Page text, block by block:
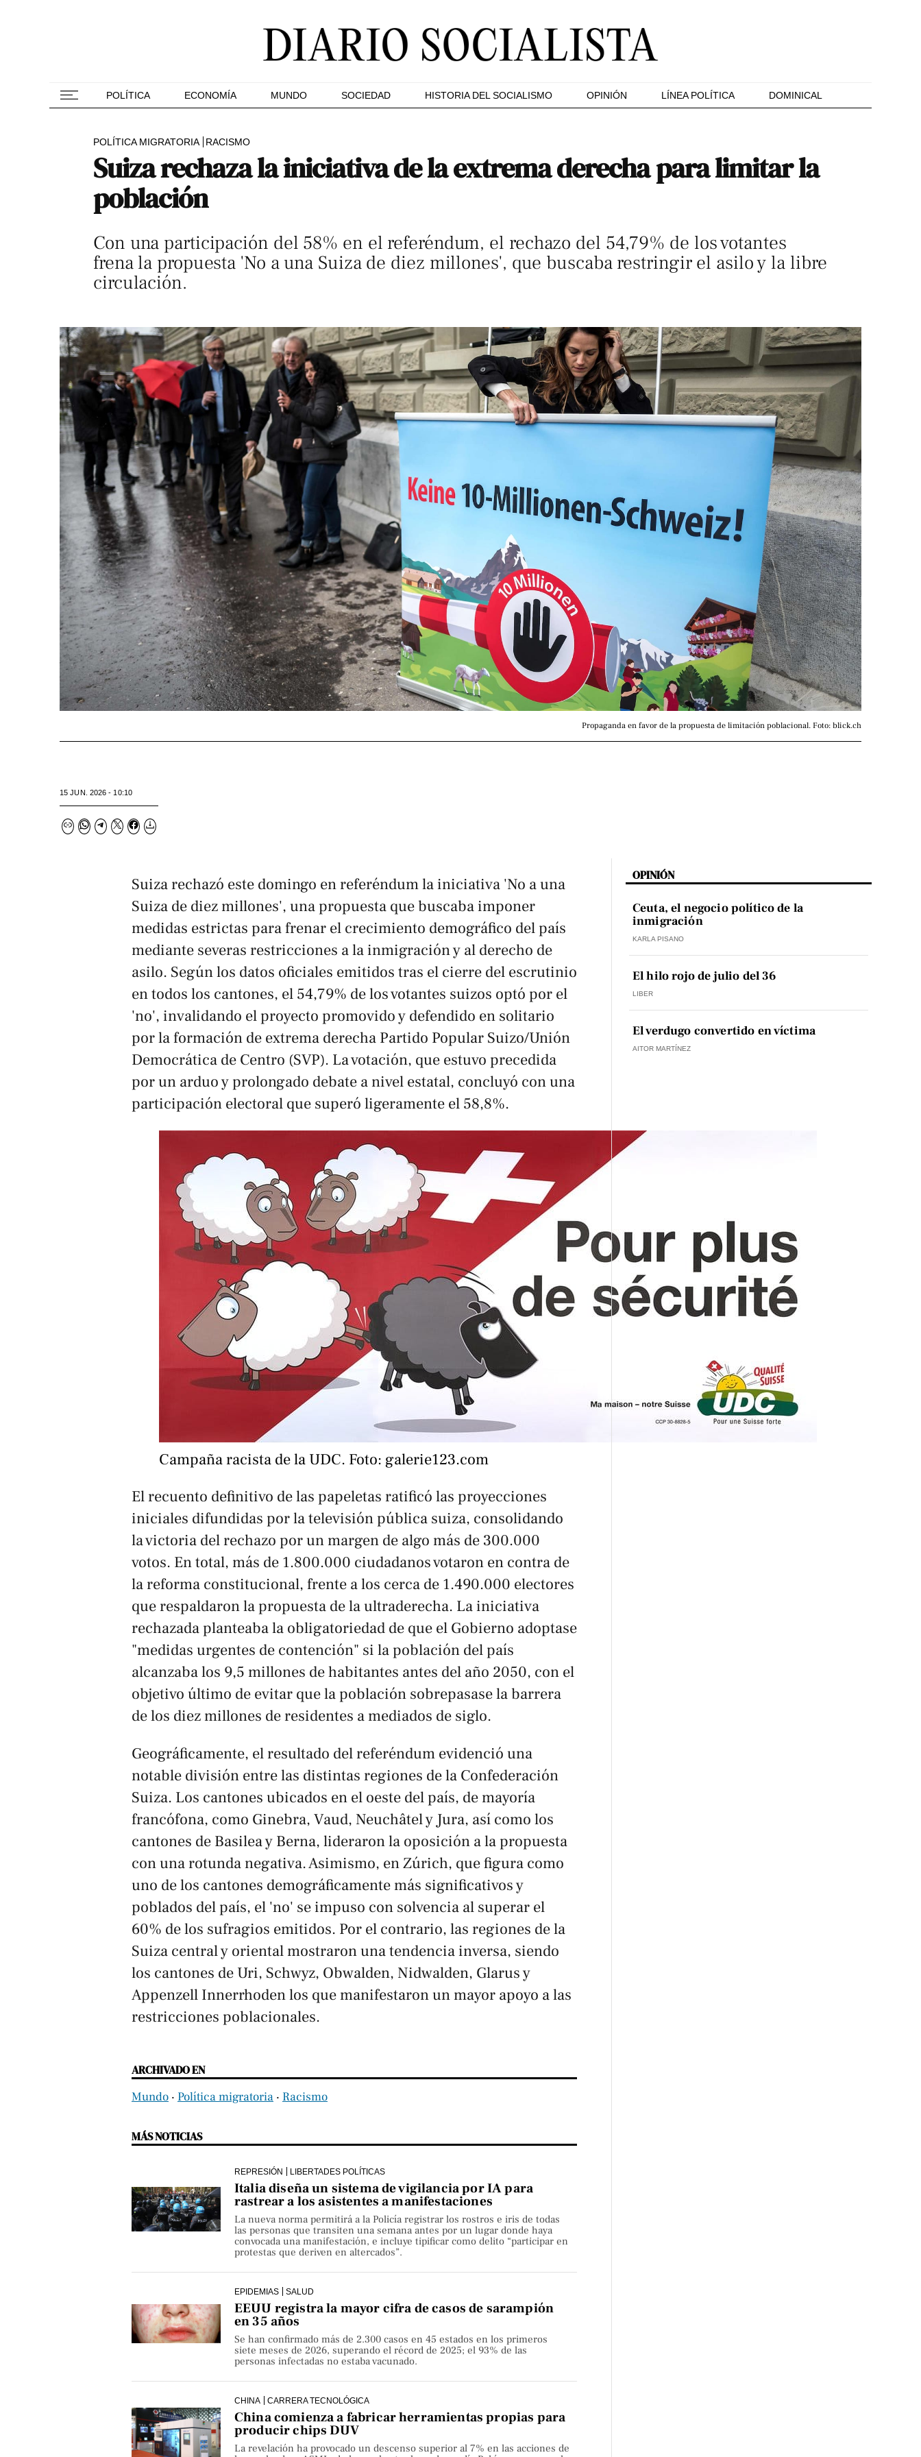
POLÍTICA ECONOMÍA MUNDO SOCIEDAD HISTORIA DEL SOCIALISMO OPINIÓN LÍNEA POLÍTICA DOMINICAL
POLÍTICA MIGRATORIA RACISMO
Suiza rechaza la iniciativa de la extrema derecha para limitar la
población
Con una participación del 58% en el referéndum, el rechazo del 54,79% de los votantes
frena la propuesta 'No a una Suiza de diez millones', que buscaba restringir el asilo y la libre
circulación.
Propaganda en favor de la propuesta de limitación poblacional. Foto: blick.ch
15 JUN. 2026 - 10:10
Suiza rechazó este domingo en referéndum la iniciativa 'No a una
Suiza de diez millones', una propuesta que buscaba imponer
medidas estrictas para frenar el crecimiento demográfico del país
mediante severas restricciones a la inmigración y al derecho de
asilo. Según los datos oficiales emitidos tras el cierre del escrutinio
en todos los cantones, el 54,79% de los votantes suizos optó por el
'no', invalidando el proyecto promovido y defendido en solitario
por la formación de extrema derecha Partido Popular Suizo/Unión
Democrática de Centro (SVP). La votación, que estuvo precedida
por un arduo y prolongado debate a nivel estatal, concluyó con una
participación electoral que superó ligeramente el 58,8%.
Campaña racista de la UDC. Foto: galerie123.com
El recuento definitivo de las papeletas ratificó las proyecciones
iniciales difundidas por la televisión pública suiza, consolidando
la victoria del rechazo por un margen de algo más de 300.000
votos. En total, más de 1.800.000 ciudadanos votaron en contra de
la reforma constitucional, frente a los cerca de 1.490.000 electores
que respaldaron la propuesta de la ultraderecha. La iniciativa
rechazada planteaba la obligatoriedad de que el Gobierno adoptase
"medidas urgentes de contención" si la población del país
alcanzaba los 9,5 millones de habitantes antes del año 2050, con el
objetivo último de evitar que la población sobrepasase la barrera
de los diez millones de residentes a mediados de siglo.
Geográficamente, el resultado del referéndum evidenció una
notable división entre las distintas regiones de la Confederación
Suiza. Los cantones ubicados en el oeste del país, de mayoría
francófona, como Ginebra, Vaud, Neuchâtel y Jura, así como los
cantones de Basilea y Berna, lideraron la oposición a la propuesta
con una rotunda negativa. Asimismo, en Zúrich, que figura como
uno de los cantones demográficamente más significativos y
poblados del país, el 'no' se impuso con solvencia al superar el
60% de los sufragios emitidos. Por el contrario, las regiones de la
Suiza central y oriental mostraron una tendencia inversa, siendo
los cantones de Uri, Schwyz, Obwalden, Nidwalden, Glarus y
Appenzell Innerrhoden los que manifestaron un mayor apoyo a las
restricciones poblacionales.
ARCHIVADO EN
Mundo ‧ Política migratoria ‧ Racismo
MÁS NOTICIAS
REPRESIÓN LIBERTADES POLÍTICAS
Italia diseña un sistema de vigilancia por IA para
rastrear a los asistentes a manifestaciones
La nueva norma permitirá a la Policía registrar los rostros e iris de todas
las personas que transiten una semana antes por un lugar donde haya
convocada una manifestación, e incluye tipificar como delito “participar en
protestas que deriven en altercados”.
EPIDEMIAS SALUD
EEUU registra la mayor cifra de casos de sarampión
en 35 años
Se han confirmado más de 2.300 casos en 45 estados en los primeros
siete meses de 2026, superando el récord de 2025; el 93% de las
personas infectadas no estaba vacunado.
CHINA CARRERA TECNOLÓGICA
China comienza a fabricar herramientas propias para
producir chips DUV
La revelación ha provocado un descenso superior al 7% en las acciones de
OPINIÓN
Ceuta, el negocio político de la
inmigración
KARLA PISANO
El hilo rojo de julio del 36
LIBER
El verdugo convertido en víctima
AITOR MARTÍNEZ